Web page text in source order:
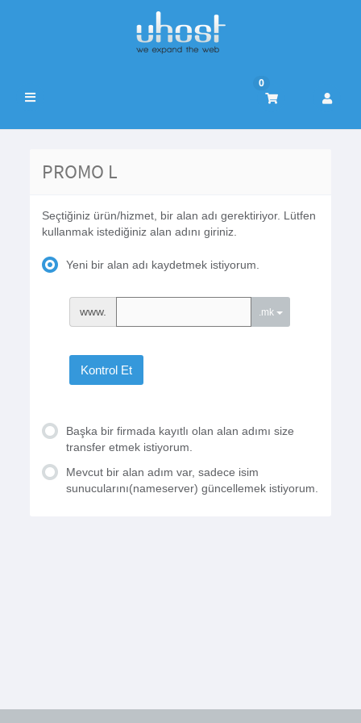
Gezinmeyi
0
PROMO L
Seçtiğiniz ürün/hizmet, bir alan adı gerektiriyor. Lütfen
kullanmak istediğiniz alan adını giriniz.
Yeni bir alan adı kaydetmek istiyorum.
www. .mk
Kontrol Et
Başka bir firmada kayıtlı olan alan adımı size
transfer etmek istiyorum.
Mevcut bir alan adım var, sadece isim
sunucularını(nameserver) güncellemek istiyorum.